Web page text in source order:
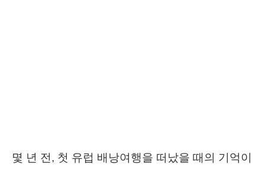
몇 년 전, 첫 유럽 배낭여행을 떠났을 때의 기억이